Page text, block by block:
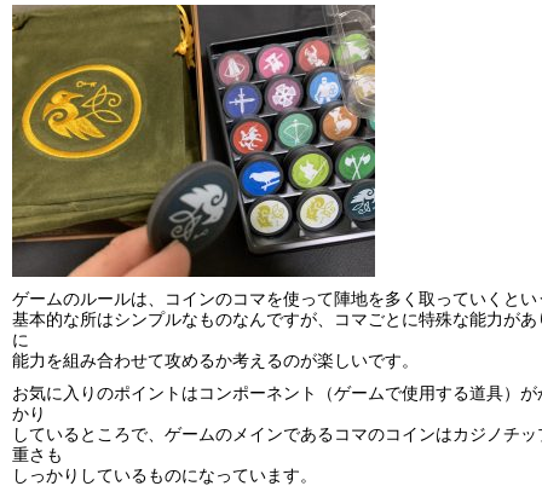
ゲームのルールは、コインのコマを使って陣地を多く取っていくとい
基本的な所はシンプルなものなんですが、コマごとに特殊な能力があ
に
能力を組み合わせて攻めるか考えるのが楽しいです。
お気に入りのポイントはコンポーネント（ゲームで使用する道具）
かり
しているところで、ゲームのメインであるコマのコインはカジノチ
重さも
しっかりしているものになっています。